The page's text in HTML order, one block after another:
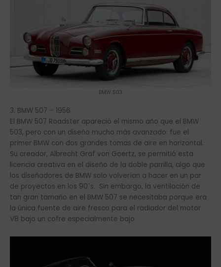
BMW 503
3. BMW 507 – 1956
El BMW 507 Roadster apareció el mismo año que el BMW
503, pero con un diseño mucho más avanzado: fue el
primer BMW con dos grandes tomas de aire en horizontal.
Su creador, Albrecht Graf von Goertz, se permitió esta
licencia creativa en el diseño de la doble parrilla, algo que
los diseñadores de BMW solo volverían a hacer en un par
de proyectos en los 90´s. Sin embargo, la ventilación de
tan gran tamaño en el BMW 507 se necesitaba porque era
la única fuente de aire fresco para el radiador del motor
V8 bajo un cofre especialmente bajo.